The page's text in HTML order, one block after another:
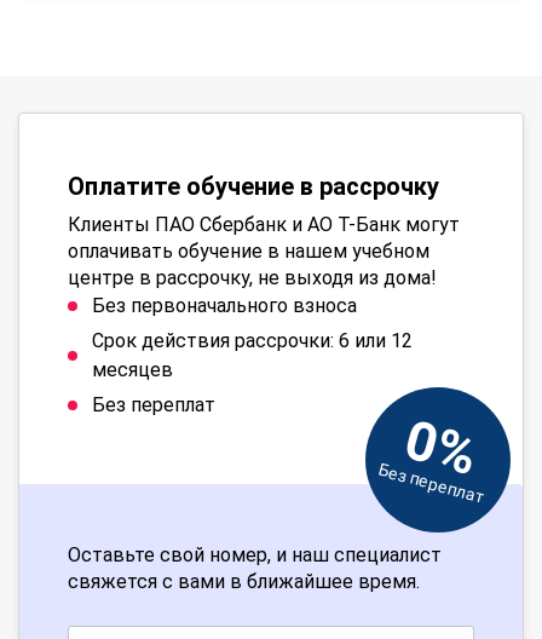
Оплатите обучение в рассрочку
Клиенты ПАО Сбербанк и АО Т-Банк могут
оплачивать обучение в нашем учебном
центре в рассрочку, не выходя из дома!
Без первоначального взноса
Срок действия рассрочки: 6 или 12
месяцев
Без переплат
0%
Без переплат
Оставьте свой номер, и наш специалист
свяжется с вами в ближайшее время.